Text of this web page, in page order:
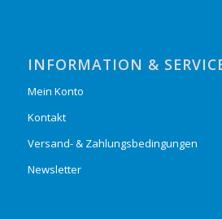
INFORMATION &
Mein Konto
Kontakt
Versand- & Zahlungsbedingungen
Newsletter